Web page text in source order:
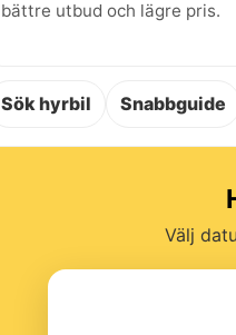
bättre utbud och lägre pris.
Sök hyrbil Snabbguide
Välj